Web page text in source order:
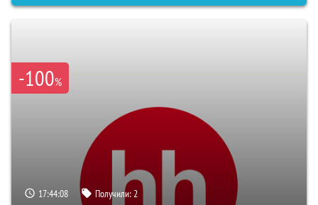
-100%
17:44:07 Получили:2